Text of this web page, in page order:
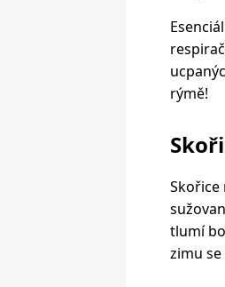
rýmě!
Skořice
tlumí
zimu